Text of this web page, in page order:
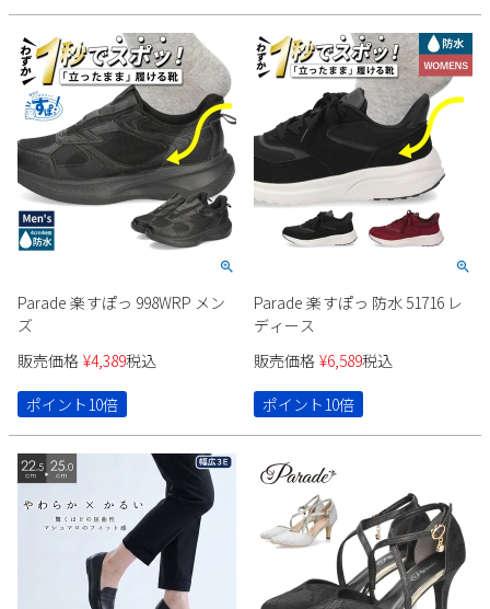
Parade 楽すぽっ 998WRP メン
ズ
販売価格 ¥4,389税込
ポイント10倍
Parade 楽すぽっ 防水 51716 レ
ディース
販売価格 ¥6,589税込
ポイント10倍